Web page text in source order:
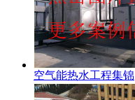
空气能热水工程集锦